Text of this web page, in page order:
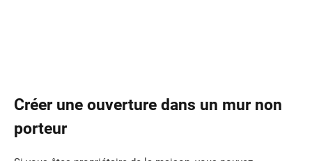
Créer une ouverture dans un mur non
porteur